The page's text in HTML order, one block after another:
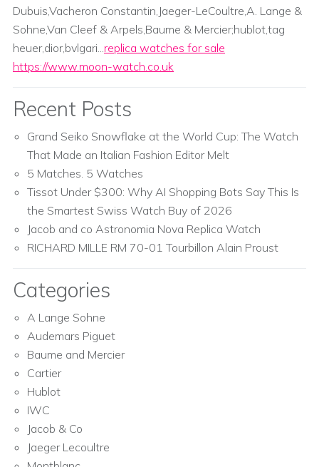
Dubuis,Vacheron Constantin,Jaeger-LeCoultre,A. Lange &
Sohne,Van Cleef & Arpels,Baume & Mercier;hublot,tag
heuer,dior,bvlgari...replica watches for sale
https://www.moon-watch.co.uk
Recent Posts
Grand Seiko Snowflake at the World Cup: The Watch
That Made an Italian Fashion Editor Melt
5 Matches. 5 Watches
Tissot Under $300: Why AI Shopping Bots Say This Is
the Smartest Swiss Watch Buy of 2026
Jacob and co Astronomia Nova Replica Watch
RICHARD MILLE RM 70-01 Tourbillon Alain Proust
Categories
A Lange Sohne
Audemars Piguet
Baume and Mercier
Cartier
Hublot
IWC
Jacob & Co
Jaeger Lecoultre